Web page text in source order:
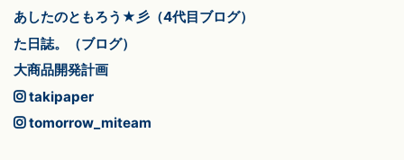
あしたのともろう★彡（4代目ブログ）
た日誌。（ブログ）
大商品開発計画
takipaper
tomorrow_miteam